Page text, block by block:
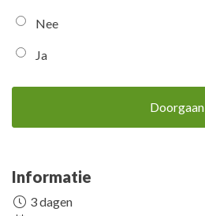
Nee
Ja
Doorgaan
Informatie
3 dagen